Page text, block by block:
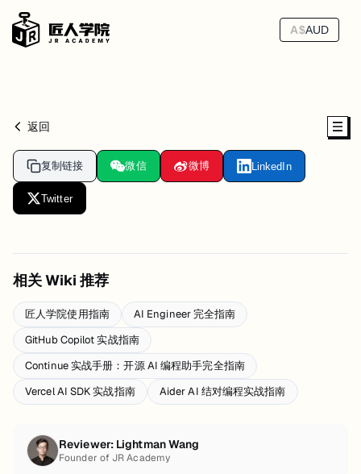
A$AUD
返回
复制链接 微信 微博 LinkedIn
Twitter
相关 Wiki 推荐
匠人学院使用指南
AI Engineer 完全指南
GitHub Copilot 实战指南
Continue 实战手册：开源 AI 编程助手完全指南
Vercel AI SDK 实战指南
Aider AI 结对编程实战指南
Reviewer: Lightman Wang
Founder of JR Academy